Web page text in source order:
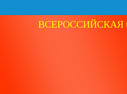
ВСЕРОССИЙСКАЯ